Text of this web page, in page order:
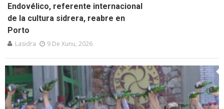
Endovélico, referente internacional
de la cultura sidrera, reabre en
Porto
Lasidra 9 De Xunu, 2026